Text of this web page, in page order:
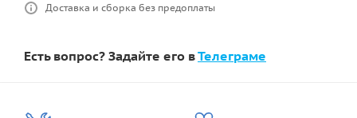
Доставка и сборка без предоплаты
Есть вопрос? Задайте его вТелеграме